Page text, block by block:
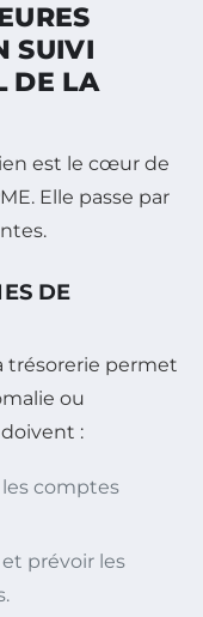
SUIVI
DE LA
est le cœur de
Elle passe par
DE
trésorerie permet
ou
:
comptes
prévoir les